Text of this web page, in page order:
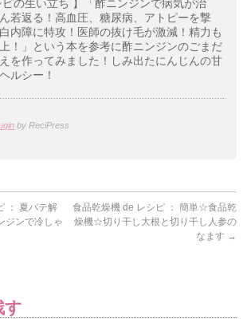
ピの生い立ち 】「酢ニンジンで病気が治
若返る！高血圧、糖尿病、アトピーを撃
内障に特攻！医師の抜け毛が激減！精力も
！」という本を参考に酢ニンジンのごまだ
を作ってみました！しみ出たにんじんの甘
ルシー！
by ReciPress
： 夏バテ解
ジンで冷しゃ
食品乾燥機 de レシピ ： 簡単☆食品乾
燥機☆切り干し大根と切り干し人参の
なます →
す